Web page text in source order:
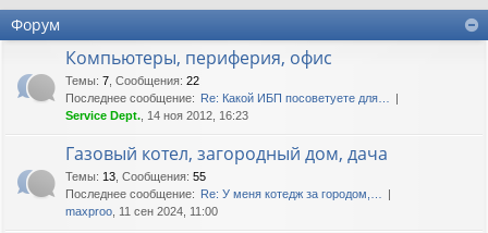
Форум
Компьютеры, периферия, офис
Темы: 7 Сообщения: 22
Последнее сообщение: Re: Какой ИБП посоветуете для…
Service Dept. , 14 ноя 2012, 16:23
Газовый котел, загородный дом, дача
Темы: 13 Сообщения: 55
Последнее сообщение: Re: У меня котедж за городом,…
maxproo , 11 сен 2024, 11:00